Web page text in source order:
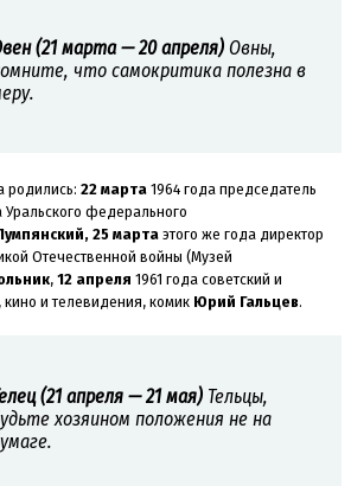
(21 марта — 20 апреля) Овны,
что самокритика полезна в
родились: 22 марта1964 года председатель
федерального
25 мартаэтого же года директор
Отечественной войны (Музей
,12 апреля 1961 года советский и
кино и телевидения, комик Юрий Гальцев.
(21 апреля — 21 мая) Тельцы,
хозяином положения не на